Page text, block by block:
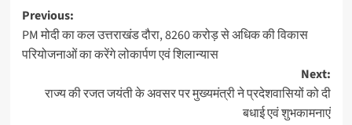
Post
navigation
Previous:
PM मोदी का कल उत्तराखंड दौरा, 8260 करोड़ से अधिक की विकास
परियोजनाओं का करेंगे लोकार्पण एवं शिलान्यास
Next:
राज्य की रजत जयंती के अवसर पर मुख्यमंत्री ने प्रदेशवासियों को दी
बधाई एवं शुभकामनाएं